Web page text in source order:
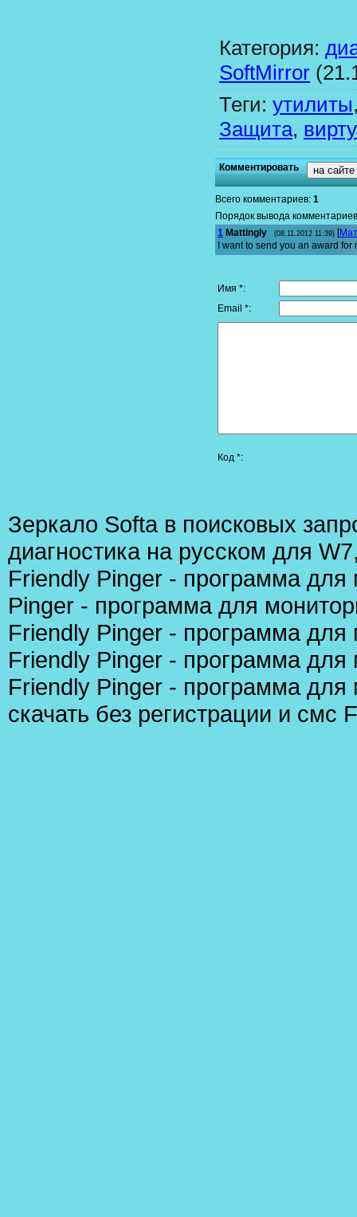
Категория:
SoftMirror
Теги: утилиты
Защита,
Комментировать на сайте
Всего комментариев: 1
Порядок вывода
1 Mattingly (08.11.2012 11:39) [
I want to send you an award
Имя *:
Email *:
Код *:
Зеркало Softа в поисковых
диагностика на русском для W7
Friendly Pinger - программа для
Pinger - программа для
Friendly Pinger - программа для
Friendly Pinger - программа для
Friendly Pinger - программа для
скачать без регистрации и